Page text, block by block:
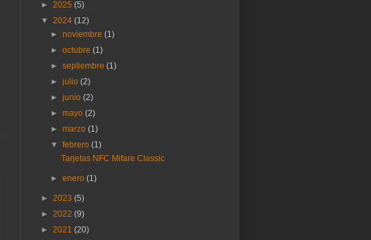
► 2025 (5)
▼ 2024 (12)
►noviembre(1)
►octubre(1)
►septiembre(1)
►julio(2)
►junio(2)
►mayo(2)
►marzo(1)
▼febrero(1)
Tarjetas NFC Mifare Classic
►enero(1)
► 2023 (5)
► 2022 (9)
► 2021 (20)